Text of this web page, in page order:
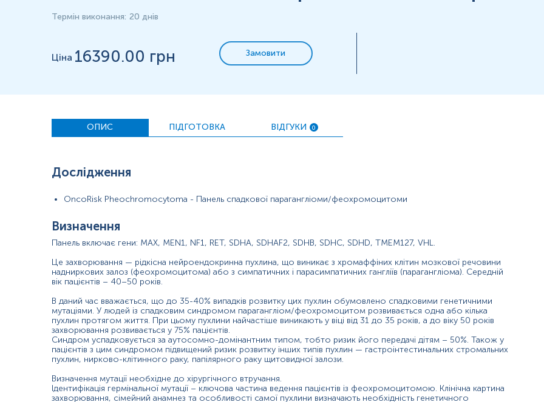
— мультифокальне, двостороннє та позанаднирникове ураження або злоякісна феохромоцитома.
Ряд фахівців вважає, що генетичне тестування має проводитись у
всіх пацієнтів з феохромоцитомою, оскільки до 27% хворих з мутацією не мали очевидного сімейного анамнезу.
У 36–40% дітей із феохромоцитомою виявляється генетична причина хвороби, що наголошує на важливості генетичного
цільна кров
Одиниці вимірювання, референтні значення та діапазон вимірювань можуть змінюватися у відповідності до зміни тест-систем.
Забір проводиться незалежно від прийому їжі чи медикаментів.
Не повинно бути переливання крові чи її компонентів в останні 2 місяці.
Дітей до 5 років перед здачею крові бажано поїти кип’яченою водою (порціями до 150-200 мл протягом 30 хв).
Термін виконання: 20 днів
Ціна 16390.00 грн Замовити
ОПИС ПІДГОТОВКА ВІДГУКИ 0
Дослідження
OncoRisk Pheochromocytoma - Панель спадкової парагангліоми/феохромоцитоми
Визначення
Панель включає гени: MAX, MEN1, NF1, RET, SDHA, SDHAF2, SDHB, SDHC, SDHD, TMEM127, VHL.
Це захворювання — рідкісна нейроендокринна пухлина, що виникає з хромаффіних клітин мозкової речовини
надниркових залоз (феохромоцитома) або з симпатичних і парасимпатичних гангліїв (парагангліома). Середній
вік пацієнтів – 40–50 років.
В даний час вважається, що до 35-40% випадків розвитку цих пухлин обумовлено спадковими генетичними
мутаціями. У людей із спадковим синдромом парагангліом/феохромоцитом розвивається одна або кілька
пухлин протягом життя. При цьому пухлини найчастіше виникають у віці від 31 до 35 років, а до віку 50 років
захворювання розвивається у 75% пацієнтів.
Синдром успадковується за аутосомно-домінантним типом, тобто ризик його передачі дітям – 50%. Також у
пацієнтів з цим синдромом підвищений ризик розвитку інших типів пухлин — гастроінтестинальних стромальних
пухлин, нирково-клітинного раку, папілярного раку щитовидної залози.
Визначення мутації необхідне до хірургічного втручання.
Ідентифікація гермінальної мутації – ключова частина ведення пацієнтів із феохромоцитомою. Клінічна картина
захворювання, сімейний анамнез та особливості самої пухлини визначають необхідність генетичного